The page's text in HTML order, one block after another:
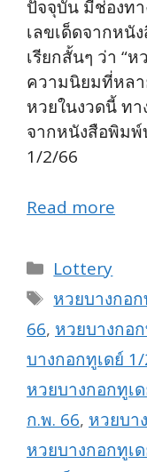
ปัจจุบัน มีช่องท
เลขเด็ดจากหนั
เรียกสั้นๆ ว่า “
ความนิยมที่หลา
หวยในงวดนี้ ทา
จากหนังสือพิมพ์
1/2/66
Read more
Categories
Lottery
Tags
หวยบางกอก
66, หวยบางกอ
บางกอกทูเดย์
หวยบางกอกทูเ
ก.พ. 66, หวยบา
หวยบางกอกทูเ